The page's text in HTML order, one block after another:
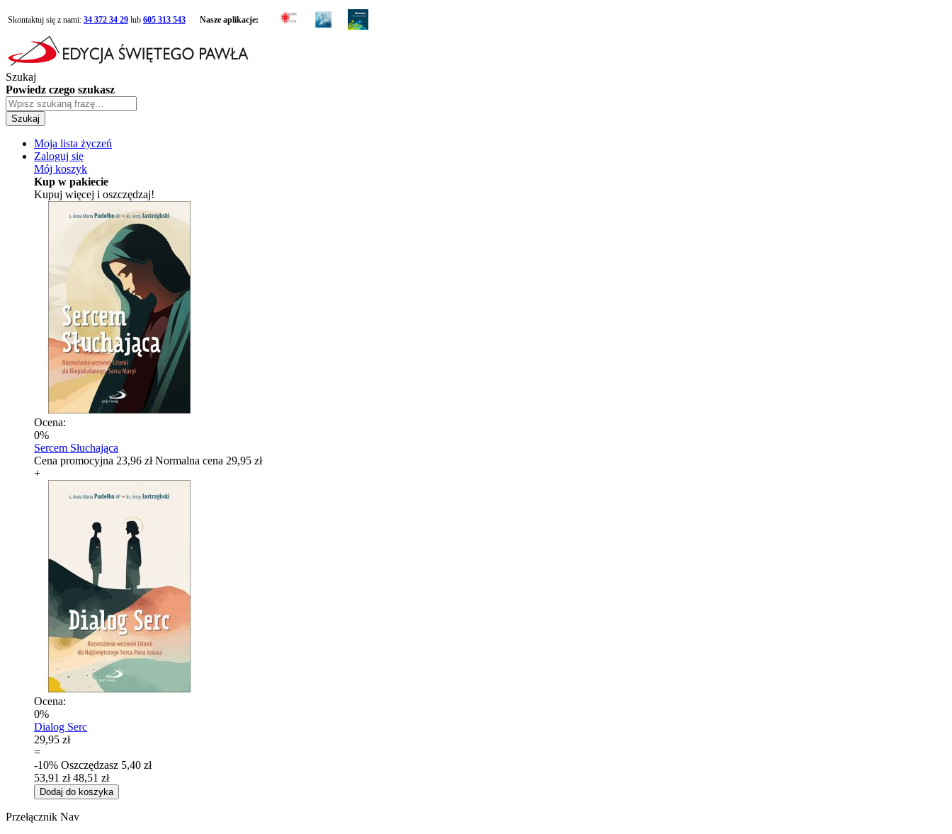
Skontaktuj się z nami: 34 372 34 29 lub 605 313 543 Nasze aplikacje:
Szukaj
Powiedz czego szukasz
Szukaj
Moja lista życzeń
Zaloguj się
Mój koszyk
Kup w pakiecie
Kupuj więcej i oszczędzaj!
Ocena:
0%
Sercem Słuchająca
Cena promocyjna 23,96 zł Normalna cena 29,95 zł
+
Ocena:
0%
Dialog Serc
29,95 zł
=
-10% Oszczędzasz 5,40 zł
53,91 zł 48,51 zł
Dodaj do koszyka
Przełącznik Nav